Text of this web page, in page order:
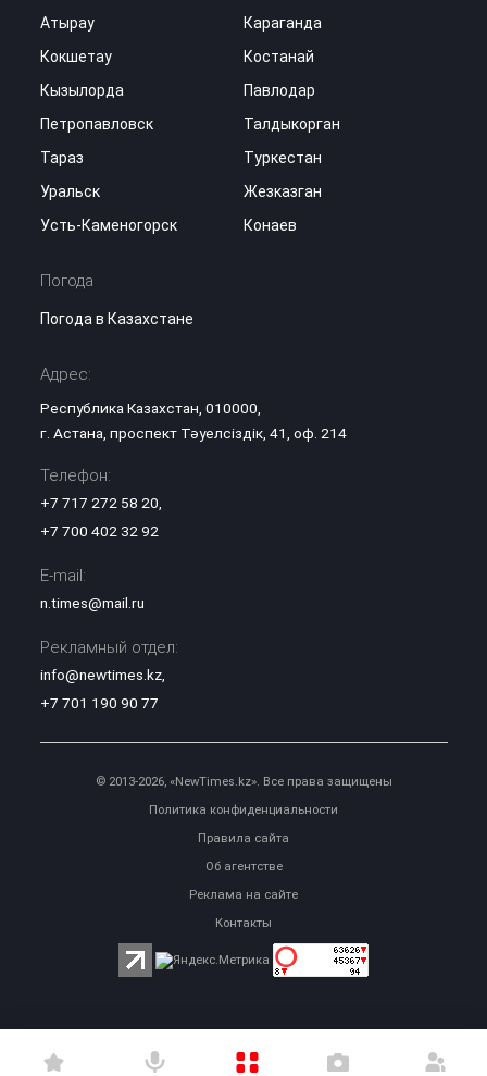
Атырау
Караганда
Кокшетау
Костанай
Кызылорда
Павлодар
Петропавловск
Талдыкорган
Тараз
Туркестан
Уральск
Жезказган
Усть-Каменогорск
Конаев
Погода
Погода в Казахстане
Адрес:
Республика Казахстан, 010000,
г. Астана, проспект Тәуелсіздік, 41, оф. 214
Телефон:
+7 717 272 58 20,
+7 700 402 32 92
E-mail:
n.times@mail.ru
Рекламный отдел:
info@newtimes.kz,
+7 701 190 90 77
© 2013-2026, «NewTimes.kz». Все права защищены
Политика конфиденциальности
Правила сайта
Об агентстве
Реклама на сайте
Контакты